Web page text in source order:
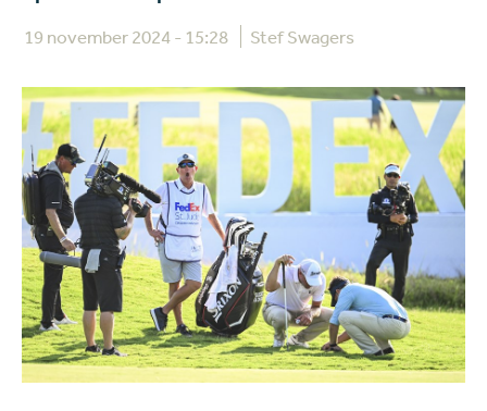
19 november 2024 - 15:28 Stef Swagers